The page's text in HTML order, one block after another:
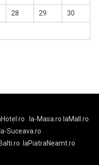
28 29 30
la-Masa.ro laMall.ro
la-Suceava.ro
laPiatraNeamt.ro